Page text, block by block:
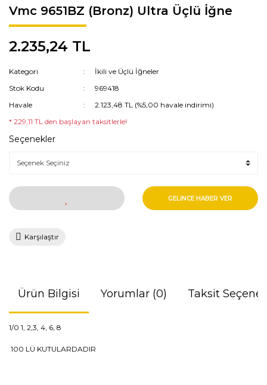
Vmc 9651BZ (Bronz) Ultra Üçlü İğne
2.235,24 TL
Kategori
İkili ve Üçlü İğneler
Stok Kodu
969418
Havale
2.123,48 TL (%5,00 havale indirimi)
* 229,11 TL den başlayan taksitlerle!
Seçenekler
GELİNCE HABER VER
Karşılaştır
Ürün Bilgisi Yorumlar (0) Taksit
1/0 1, 2,3, 4, 6, 8
100 LÜ KUTULARDADIR